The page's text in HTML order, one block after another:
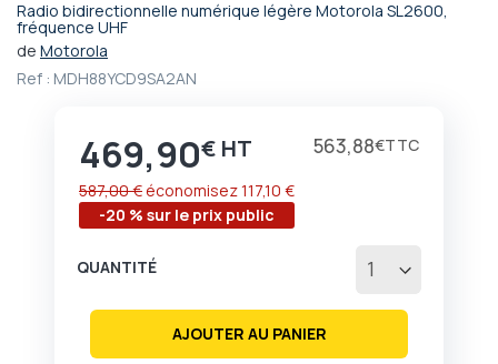
Radio bidirectionnelle numérique légère Motorola SL2600,
fréquence UHF
de Motorola
Ref : MDH88YCD9SA2AN
Prix
469,90€ 563,88€
-20 % sur le prix public
587,00 € économisez117,10 €
QUANTITÉ
AJOUTER AU PANIER
Passer
au
de
d’images